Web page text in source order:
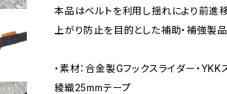
本品はベルトを利用し揺れにより前進
上がり防止を目的とした補助・補強製品
・素材：合金製Gフックスライダー・YKK
綾織25mmテープ